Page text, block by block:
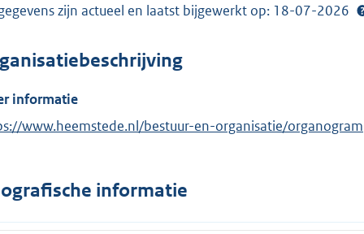
zijn actueel en laatst bijgewerkt op: 18-07-2026
informatie
www.heemstede.nl/bestuur-en-organisatie/organogram
informatie